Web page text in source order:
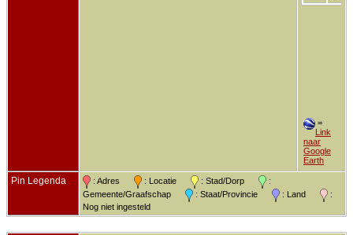
=
Link
naar
Google
Earth
Pin Legenda : Adres : Locatie : Stad/Dorp
:
Gemeente/Graafschap
: Staat/Provincie : Land
:
Nog niet ingesteld